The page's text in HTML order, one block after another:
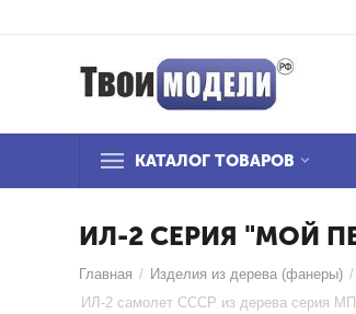
КАТАЛОГ ТОВАРОВ
ИЛ-2 СЕРИЯ "МОЙ
Главная / Изделия из дерева (фанеры) /